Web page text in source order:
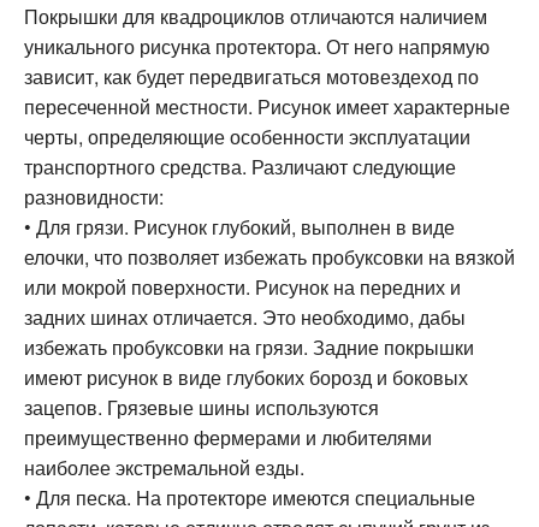
Покрышки для квадроциклов отличаются наличием
уникального рисунка протектора. От него напрямую
зависит, как будет передвигаться мотовездеход по
пересеченной местности. Рисунок имеет характерные
черты, определяющие особенности эксплуатации
транспортного средства. Различают следующие
разновидности:
• Для грязи. Рисунок глубокий, выполнен в виде
елочки, что позволяет избежать пробуксовки на вязкой
или мокрой поверхности. Рисунок на передних и
задних шинах отличается. Это необходимо, дабы
избежать пробуксовки на грязи. Задние покрышки
имеют рисунок в виде глубоких борозд и боковых
зацепов. Грязевые шины используются
преимущественно фермерами и любителями
наиболее экстремальной езды.
• Для песка. На протекторе имеются специальные